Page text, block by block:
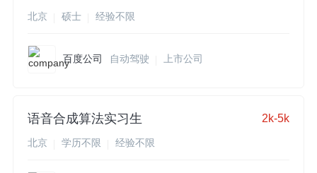
北京 硕士 经验不限
百度公司 自动驾驶 上市公司
语音合成算法实习生 2k-5k
北京 学历不限 经验不限